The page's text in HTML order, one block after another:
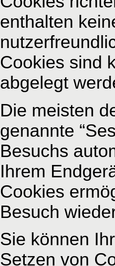
enthalten
Cookies sind
abgelegt
Die meisten
genannte
Besuchs
Ihrem
Cookies
Besuch
Sie können
Setzen von